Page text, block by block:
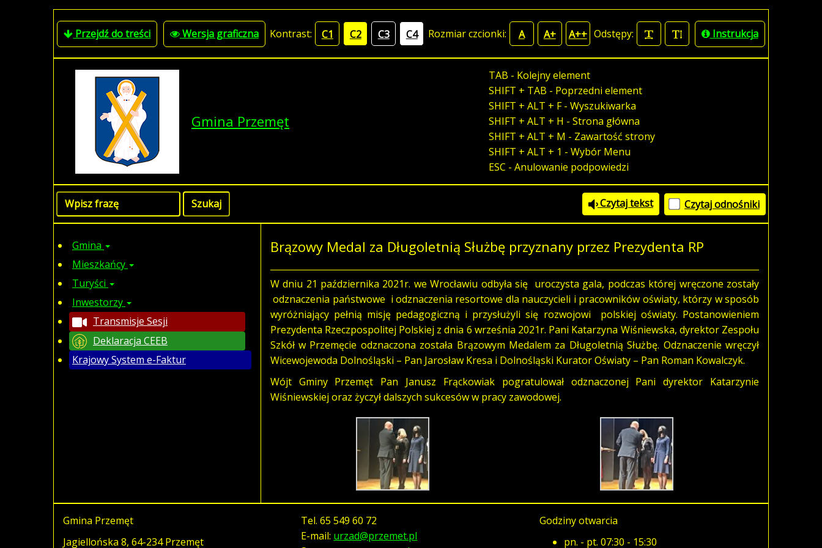
Przejdź do treści Wersja graficzna Kontrast: C1 C2 C3 C4 Rozmiar czcionki: A A+ A++ Odstępy: Instrukcja
Gmina Przemęt
TAB - Kolejny element
SHIFT + TAB - Poprzedni element
SHIFT + ALT + F - Wyszukiwarka
SHIFT + ALT + H - Strona główna
SHIFT + ALT + M - Zawartość strony
SHIFT + ALT + 1 - Wybór Menu
ESC - Anulowanie podpowiedzi
Czytaj tekst Czytaj odnośniki
Gmina
Mieszkańcy
Turyści
Inwestorzy
Transmisje Sesji
Deklaracja CEEB
Krajowy System e-Faktur
Brązowy Medal za Długoletnią Służbę przyznany przez Prezydenta RP
W dniu 21 października 2021r. we Wrocławiu odbyła się uroczysta gala, podczas której wręczone zostały
odznaczenia państwowe i odznaczenia resortowe dla nauczycieli i pracowników oświaty, którzy w sposób
wyróżniający pełnią misję pedagogiczną i przysłużyli się rozwojowi polskiej oświaty. Postanowieniem
Prezydenta Rzeczpospolitej Polskiej z dnia 6 września 2021r. Pani Katarzyna Wiśniewska, dyrektor Zespołu
Szkół w Przemęcie odznaczona została Brązowym Medalem za Długoletnią Służbę. Odznaczenie wręczył
Wicewojewoda Dolnośląski – Pan Jarosław Kresa i Dolnośląski Kurator Oświaty – Pan Roman Kowalczyk.
Wójt Gminy Przemęt Pan Janusz Frąckowiak pogratulował odznaczonej Pani dyrektor Katarzynie
Wiśniewskiej oraz życzył dalszych sukcesów w pracy zawodowej.
Gmina Przemęt
Jagiellońska 8, 64-234 Przemęt
Tel.65 549 60 72
E-mail: urzad@przemet.pl
Godziny otwarcia
pn. - pt. 07:30 - 15:30